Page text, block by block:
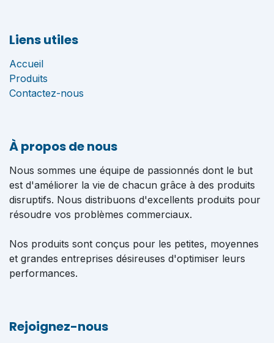
Liens utiles
Accueil
Produits
Contactez-nous
À propos de nous
Nous sommes une équipe de passionnés dont le but
est d'améliorer la vie de chacun grâce à des produits
disruptifs. Nous distribuons d'excellents produits pour
résoudre vos problèmes commerciaux.
Nos produits sont conçus pour les petites, moyennes
et grandes entreprises désireuses d'optimiser leurs
performances.
Rejoignez-nous